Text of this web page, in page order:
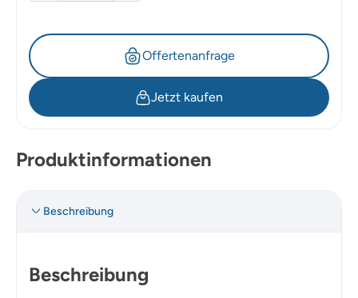
Offertenanfrage
Jetzt kaufen
Produktinformationen
Beschreibung
Beschreibung